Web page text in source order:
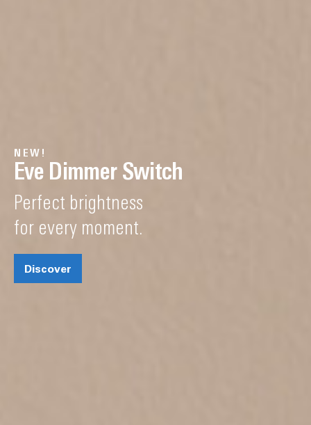
NEW!
Eve Dimmer Switch
Perfect brightness
for every moment.
Discover